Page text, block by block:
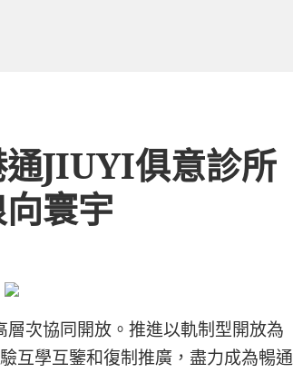
JIUYI俱意診所
寰宇
層次協同開放。推進以軌制型開放為
互學互鑒和復制推廣，盡力成為暢通